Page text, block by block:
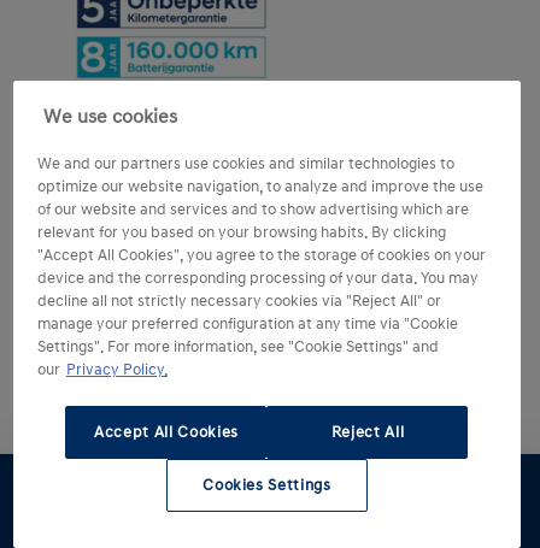
Meer over garantie
We use cookies
We and our partners use cookies and similar technologies to
optimize our website navigation, to analyze and improve the use
of our website and services and to show advertising which are
relevant for you based on your browsing habits. By clicking
"Accept All Cookies", you agree to the storage of cookies on your
device and the corresponding processing of your data. You may
decline all not strictly necessary cookies via "Reject All" or
manage your preferred configuration at any time via "Cookie
Settings". For more information, see "Cookie Settings" and
our Privacy Policy.
Accept All Cookies Reject All
Cookies Settings